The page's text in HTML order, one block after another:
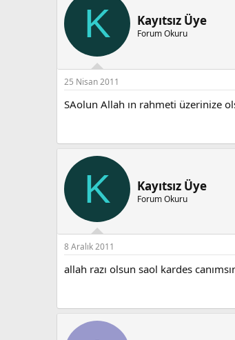
K Kayıtsız Üye
Forum Okuru
25 Nisan 2011
SAolun Allah ın rahmeti üzerinize
K Kayıtsız Üye
Forum Okuru
8 Aralık 2011
allah razı olsun saol kardes